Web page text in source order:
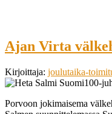
Ajan Virta
Kirjoittaja: joulutaika-
Porvoon jokimaisema